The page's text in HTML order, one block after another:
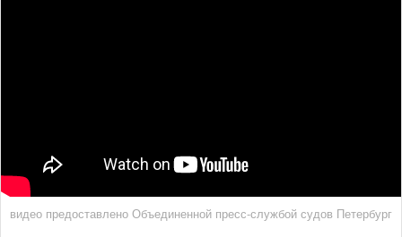
видео предоставлено Объединенной пресс-службой судов Петербург